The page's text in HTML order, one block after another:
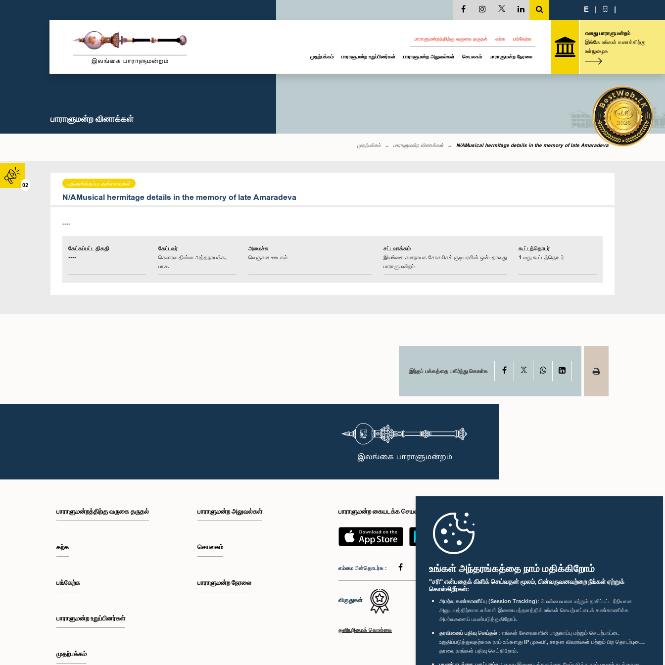
உங்கள் அந்தரங்கத்தை நாம் மதிக்கிறோம்
"சரி" என்பதைக் கிளிக் செய்வதன் மூலம், பின்வருவனவற்றை நீங்கள் ஏற்றுக்
கொள்கிறீர்கள்:
அமர்வு கண்காணிப்பு (Session Tracking): மென்மையான மற்றும் தனிப்பட்ட ரீதியான
அனுபவத்திற்காக எங்கள் இணையத்தளத்தில் உங்கள் செயற்பாட்டைக் கண்காணிக்க
அமர்வுகளைப் பயன்படுத்துகிறோம்.
தரவினைப் பதிவு செய்தல் : எங்கள் சேவைகளின் பாதுகாப்பு மற்றும் செயற்பாட்டை
உறுதிப்படுத்துவதற்காக நாம் உங்களது IP முகவரி, சாதன விவரங்கள் மற்றும் பிற தொடர்புடைய
தரவை நாங்கள் பதிவு செய்கிறோம்.
02
E | සි |
பாராளுமன்றத்திற்கு வருகை தருதல் கற்க பங்கேற்க
முதற்பக்கம் பாராளுமன்ற உறுப்பினர்கள் பாராளுமன்ற அலுவல்கள் செயலகம் பாராளுமன்ற நேரலை
எனது பாராளுமன்றம்
இங்கே உங்கள் கணக்கிற்கு
உள்நுழைக
பாராளுமன்ற வினாக்கள்
முதற்பக்கம் பாராளுமன்ற வினாக்கள் N/AMusical hermitage details in the memory of late Amaradeva
பதிலளிக்கப்படவுள்ளவைகள்
N/AMusical hermitage details in the memory of late Amaradeva
----
கேட்கப்பட்ட திகதி
----
கேட்டவர்
கௌரவ திஸ்ஸ அத்தநாயக்க,
பா.உ.
அமைச்சு
வெகுசன ஊடகம்
சட்டவாக்கம்
இலங்கை சனநாயக சோசலிசக் குடியரசின் ஒன்பதாவது
பாராளுமன்றம்
கூட்டத்தொடர்
1 வது கூட்டத்தொடர்
இந்தப் பக்கத்தை பகிர்ந்து கொள்க Facebook WhatsAppLinkedIn
பாராளுமன்றத்திற்கு வருகை தருதல்
கற்க
பங்கேற்க
பாராளுமன்ற உறுப்பினர்கள்
முதற்பக்கம்
பாராளுமன்ற அலுவல்கள்
செயலகம்
பாராளுமன்ற நேரலை
பாராளுமன்ற கையடக்க செயலி
எம்மை பின்தொடர்க :
விருதுகள்
தனியுரிமைக் கொள்கை